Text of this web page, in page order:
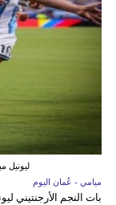
ليونيل
ميامي - عُمان اليوم
بات النجم الأرجنتيني